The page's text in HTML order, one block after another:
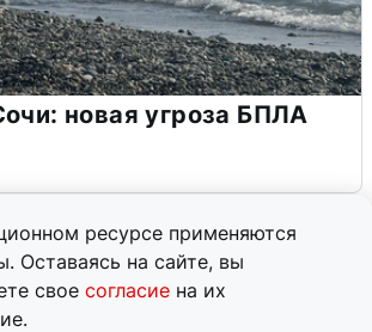
ресурсе применяются
Оставаясь на сайте, вы
свое согласие на их
новая угроза БПЛА